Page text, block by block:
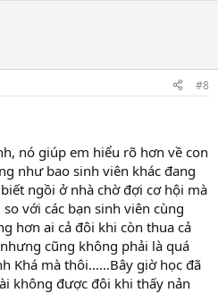
#8
nó giúp em hiểu rõ hơn về con
như bao sinh viên khác đang
ngồi ở nhà chờ đợi cơ hội mà
với các bạn sinh viên cùng
hơn ai cả đôi khi còn thua cả
cũng không phải là quá
Khá mà thôi......Bây giờ học đã
không được đôi khi thấy nản